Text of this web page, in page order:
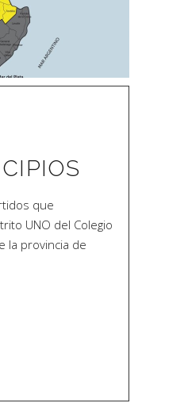
que
UNO del Colegio
la provincia de